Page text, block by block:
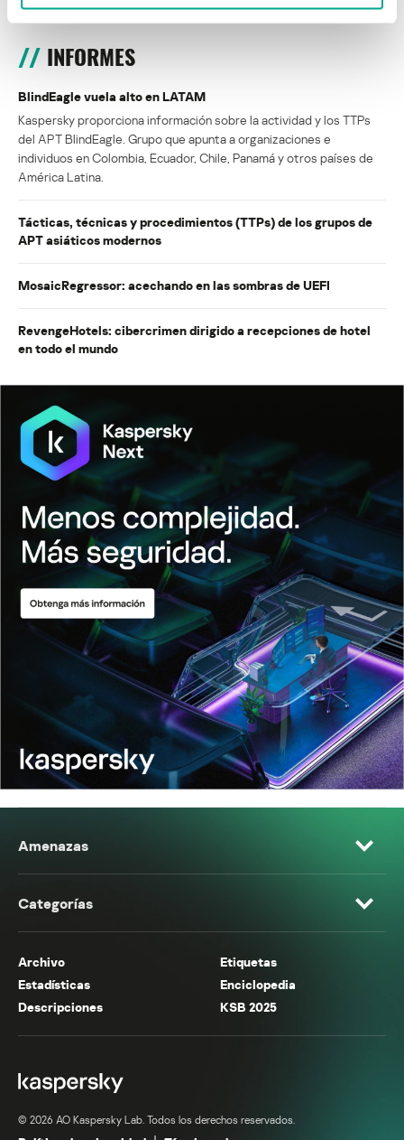
INFORMES
BlindEagle vuela alto en LATAM
Kaspersky proporciona información sobre la actividad y los TTPs
del APT BlindEagle. Grupo que apunta a organizaciones e
individuos en Colombia, Ecuador, Chile, Panamá y otros países de
América Latina.
Tácticas, técnicas y procedimientos (TTPs) de los grupos de
APT asiáticos modernos
MosaicRegressor: acechando en las sombras de UEFI
RevengeHotels: cibercrimen dirigido a recepciones de hotel
en todo el mundo
Amenazas
Categorías
Archivo
Etiquetas
Estadísticas
Enciclopedia
Descripciones
KSB 2025
© 2026 AO Kaspersky Lab. Todos los derechos reservados.